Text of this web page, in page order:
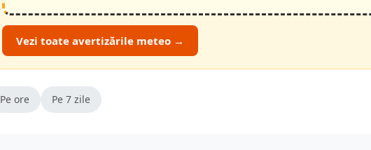
Vezi toate avertizările meteo →
Pe ore Pe 7 zile